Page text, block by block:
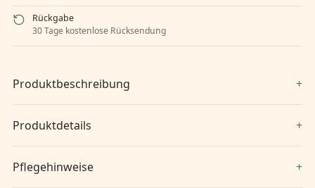
Rückgabe
30 Tage kostenlose Rücksendung
Produktbeschreibung
Produktdetails
Pflegehinweise